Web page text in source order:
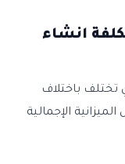
انشاء
تختلف باختلاف
الإجمالية